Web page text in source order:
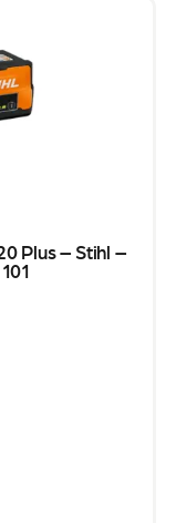
Plus – Stihl –